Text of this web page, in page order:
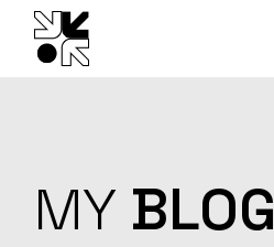
content
MY BLOG